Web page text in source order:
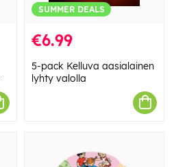
SUMMER DEALS
€6.99
5-pack Kelluva aasialainen
lyhty valolla